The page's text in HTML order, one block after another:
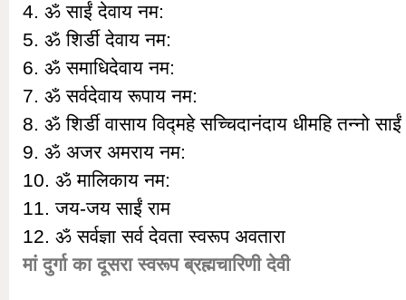
4. ॐ साईं देवाय नम:
5. ॐ शिर्डी देवाय नम:
6. ॐ समाधिदेवाय नम:
7. ॐ सर्वदेवाय रूपाय नम:
8. ॐ शिर्डी वासाय विद्महे सच्चिदानंदाय धीमहि तन्नो
9. ॐ अजर अमराय नम:
10. ॐ मालिकाय नम:
11. जय-जय साईं राम
12. ॐ सर्वज्ञा सर्व देवता स्वरूप अवतारा
मां दुर्गा का दूसरा स्वरूप ब्रह्मचारिणी देवी